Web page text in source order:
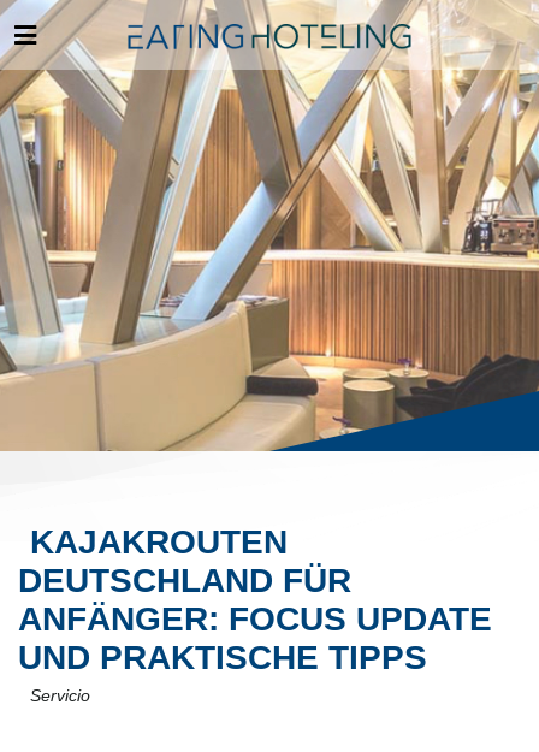
KAJAKROUTEN
DEUTSCHLAND FÜR
ANFÄNGER: FOCUS UPDATE
UND PRAKTISCHE TIPPS
Servicio